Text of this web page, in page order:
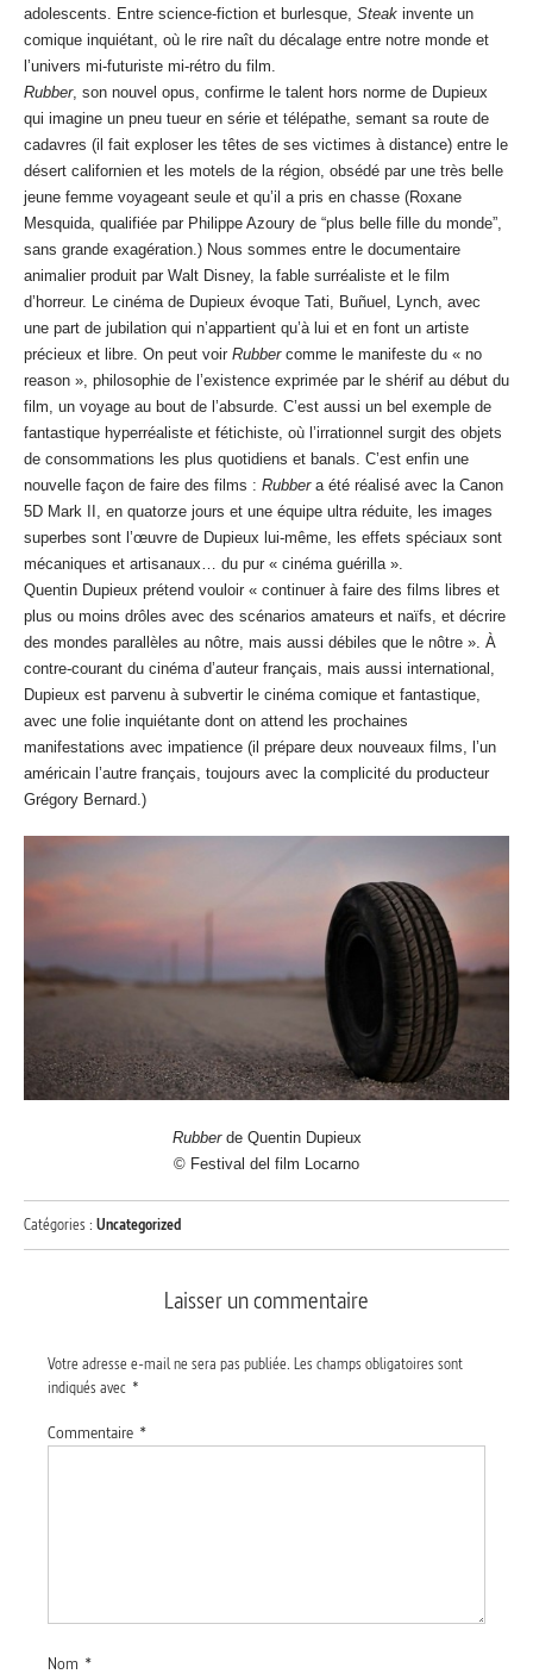
adolescents. Entre science-fiction et burlesque, Steak invente un
comique inquiétant, où le rire naît du décalage entre notre monde et
l’univers mi-futuriste mi-rétro du film.
Rubber, son nouvel opus, confirme le talent hors norme de Dupieux
qui imagine un pneu tueur en série et télépathe, semant sa route de
cadavres (il fait exploser les têtes de ses victimes à distance) entre le
désert californien et les motels de la région, obsédé par une très belle
jeune femme voyageant seule et qu’il a pris en chasse (Roxane
Mesquida, qualifiée par Philippe Azoury de “plus belle fille du monde”,
sans grande exagération.) Nous sommes entre le documentaire
animalier produit par Walt Disney, la fable surréaliste et le film
d’horreur. Le cinéma de Dupieux évoque Tati, Buñuel, Lynch, avec
une part de jubilation qui n’appartient qu’à lui et en font un artiste
précieux et libre. On peut voir Rubber comme le manifeste du « no
reason », philosophie de l’existence exprimée par le shérif au début du
film, un voyage au bout de l’absurde. C’est aussi un bel exemple de
fantastique hyperréaliste et fétichiste, où l’irrationnel surgit des objets
de consommations les plus quotidiens et banals. C’est enfin une
nouvelle façon de faire des films : Rubbera été réalisé avec la Canon
5D Mark II, en quatorze jours et une équipe ultra réduite, les images
superbes sont l’œuvre de Dupieux lui-même, les effets spéciaux sont
mécaniques et artisanaux… du pur « cinéma guérilla ».
Quentin Dupieux prétend vouloir « continuer à faire des films libres et
plus ou moins drôles avec des scénarios amateurs et naïfs, et décrire
des mondes parallèles au nôtre, mais aussi débiles que le nôtre ». À
contre-courant du cinéma d’auteur français, mais aussi international,
Dupieux est parvenu à subvertir le cinéma comique et fantastique,
avec une folie inquiétante dont on attend les prochaines
manifestations avec impatience (il prépare deux nouveaux films, l’un
américain l’autre français, toujours avec la complicité du producteur
Grégory Bernard.)
Rubberde Quentin Dupieux
© Festival del film Locarno
Catégories : Uncategorized
Laisser un commentaire
Votre adresse e-mail ne sera pas publiée. Les champs obligatoires sont
indiqués avec *
Commentaire *
Nom *